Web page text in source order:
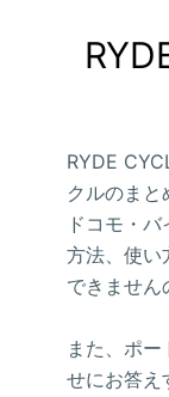
RYDE
クルのまと
ドコモ・
方法、使い
できません
また、ポ
せにお答え